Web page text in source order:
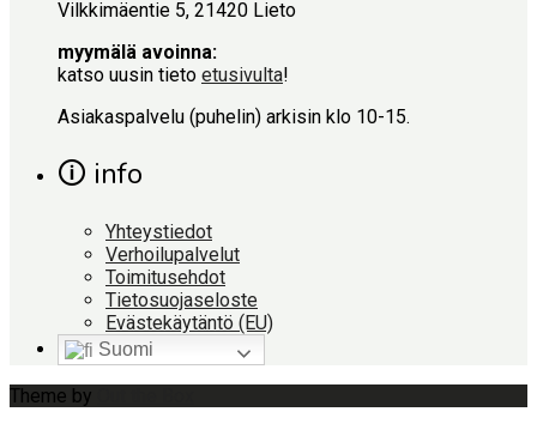
Vilkkimäentie 5, 21420 Lieto
myymälä avoinna:
katso uusin tieto etusivulta!
Asiakaspalvelu (puhelin) arkisin klo 10-15.
🛈 info
Yhteystiedot
Verhoilupalvelut
Toimitusehdot
Tietosuojaseloste
Evästekäytäntö (EU)
Suomi
Theme by